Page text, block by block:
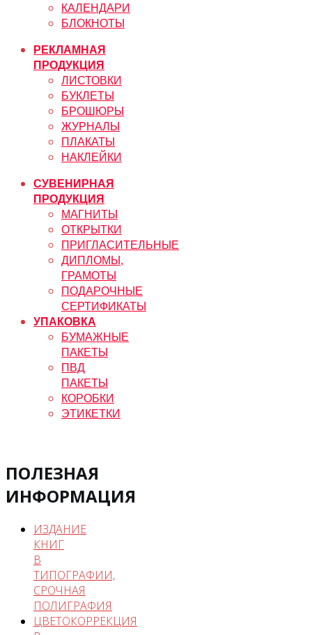
КАЛЕНДАРИ
БЛОКНОТЫ
РЕКЛАМНАЯ
ПРОДУКЦИЯ
ЛИСТОВКИ
БУКЛЕТЫ
БРОШЮРЫ
ЖУРНАЛЫ
ПЛАКАТЫ
НАКЛЕЙКИ
СУВЕНИРНАЯ
ПРОДУКЦИЯ
МАГНИТЫ
ОТКРЫТКИ
ПРИГЛАСИТЕЛЬНЫЕ
ДИПЛОМЫ,
ГРАМОТЫ
ПОДАРОЧНЫЕ
СЕРТИФИКАТЫ
УПАКОВКА
БУМАЖНЫЕ
ПАКЕТЫ
ПВД
ПАКЕТЫ
КОРОБКИ
ЭТИКЕТКИ
ПОЛЕЗНАЯ
ИНФОРМАЦИЯ
ИЗДАНИЕ
КНИГ
В
ТИПОГРАФИИ,
СРОЧНАЯ
ПОЛИГРАФИЯ
ЦВЕТОКОРРЕКЦИЯ